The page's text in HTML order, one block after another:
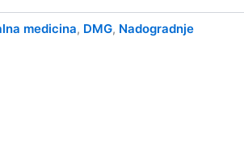
medicina, DMG, Nadogradnje